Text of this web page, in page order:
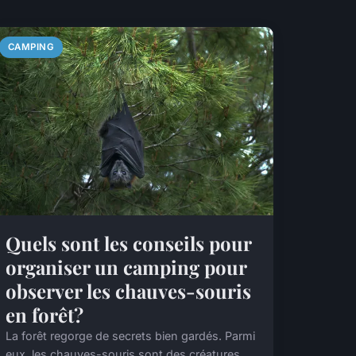
CAMPING
Quels sont les conseils pour
organiser un camping pour
observer les chauves-souris
en forêt?
La forêt regorge de secrets bien gardés. Parmi